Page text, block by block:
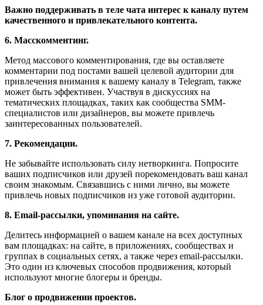
Важно поддерживать в теле чата интерес к каналу путем
качественного и привлекательного контента.
6. Масскомментинг.
Метод массового комментирования, где вы оставляете
комментарии под постами вашей целевой аудитории для
привлечения внимания к вашему каналу в Telegram, также
может быть эффективен. Участвуя в дискуссиях на
тематических площадках, таких как сообщества SMM-
специалистов или дизайнеров, вы можете привлечь
заинтересованных пользователей.
7. Рекомендации.
Не забывайте использовать силу нетворкинга. Попросите
ваших подписчиков или друзей порекомендовать ваш канал
своим знакомым. Связавшись с ними лично, вы можете
привлечь новых подписчиков из уже готовой аудитории.
8. Email-рассылки, упоминания на сайте.
Делитесь информацией о вашем канале на всех доступных
вам площадках: на сайте, в приложениях, сообществах и
группах в социальных сетях, а также через email-рассылки.
Это один из ключевых способов продвижения, который
используют многие блогеры и бренды.
Блог о продвижении проектов.